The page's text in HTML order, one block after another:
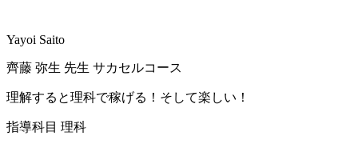
Yayoi Saito
齊藤 弥生 先生 サカセルコース
理解すると理科で稼げる！そして楽しい！
指導科目 理科